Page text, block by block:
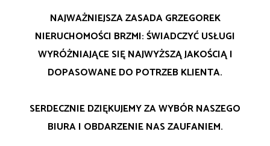
NAJWAŻNIEJSZA ZASADA GRZEGOREK
NIERUCHOMOŚCI BRZMI: ŚWIADCZYĆ USŁUGI
WYRÓŻNIAJĄCE SIĘ NAJWYŻSZĄ JAKOŚCIĄ I
DOPASOWANE DO POTRZEB KLIENTA.
SERDECZNIE DZIĘKUJEMY ZA WYBÓR NASZEGO
BIURA I OBDARZENIE NAS ZAUFANIEM.